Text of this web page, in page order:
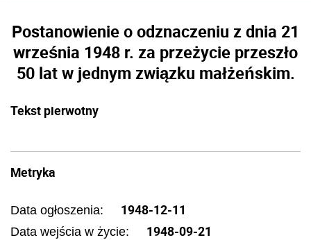
Postanowienie o odznaczeniu z dnia 21
września 1948 r. za przeżycie przeszło
50 lat w jednym związku małżeńskim.
Tekst pierwotny
Metryka
Data ogłoszenia: 1948-12-11
Data wejścia w życie: 1948-09-21